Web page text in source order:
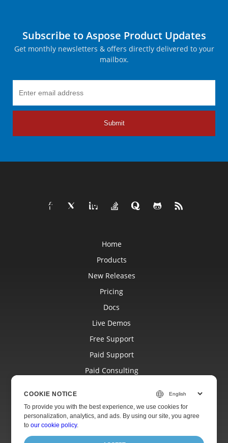
Subscribe to Aspose Product Updates
Get monthly newsletters & offers directly delivered to your
mailbox.
Submit
Home
Products
New Releases
Pricing
Docs
Live Demos
Free Support
Paid Support
Paid Consulting
Websites
About
COOKIE NOTICE
To provide you with the best experience, we use cookies for
personalization, analytics, and ads. By using our site, you agree
toour cookie policy.